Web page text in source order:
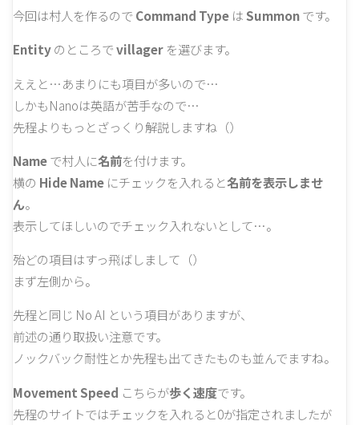
今回は村人を作るので Command Type はSummonです。
Entityのところでvillager を選びます。
ええと…あまりにも項目が多いので…
しかもNanoは英語が苦手なので…
先程よりもっとざっくり解説しますね（）
Nameで村人に名前を付けます。
横の Hide Name にチェックを入れると名前を表示しませ
ん。
表示してほしいのでチェック入れないとして…。
殆どの項目はすっ飛ばしまして（）
まず左側から。
先程と同じ No AI という項目がありますが、
前述の通り取扱い注意です。
ノックバック耐性とか先程も出てきたものも並んでますね。
Movement Speed こちらが歩く速度です。
先程のサイトではチェックを入れると0が指定されましたが